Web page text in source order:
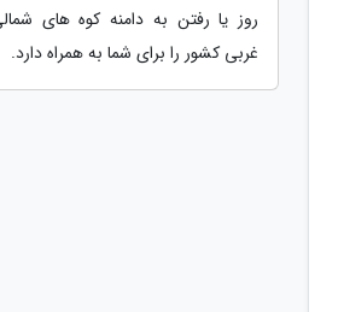
روز یا رفتن به دامنه کوه های
غربی کشور را برای شما به همراه دارد.